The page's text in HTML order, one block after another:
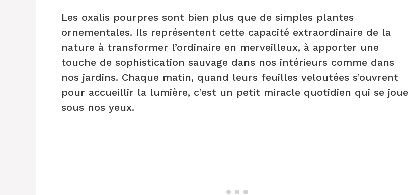
Les oxalis pourpres sont bien plus que de simples plantes
ornementales. Ils représentent cette capacité extraordinaire de la
nature à transformer l’ordinaire en merveilleux, à apporter une
touche de sophistication sauvage dans nos intérieurs comme dans
nos jardins. Chaque matin, quand leurs feuilles veloutées s’ouvrent
pour accueillir la lumière, c’est un petit miracle quotidien qui se joue
sous nos yeux.